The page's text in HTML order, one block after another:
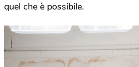
quel che è possibile.